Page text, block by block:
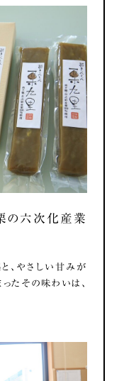
栗の六次化産業
、やさしい甘みが
たその味わいは、